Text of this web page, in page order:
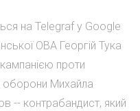
на Telegraf у Google
ОВА Георгій Тука
проти
оборони Михайла
-- контрабандист, який